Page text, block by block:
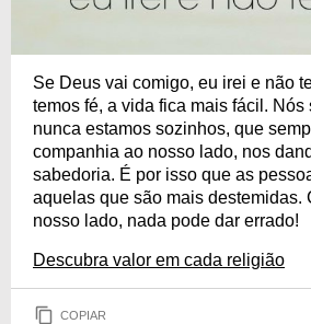
Se Deus vai comigo, eu irei e não
temos fé, a vida fica mais fácil. Nós
nunca estamos sozinhos, que
companhia ao nosso lado, nos
sabedoria. É por isso que as
aquelas que são mais destemidas.
nosso lado, nada pode dar errado!
Descubra valor em cada religião
COPIAR